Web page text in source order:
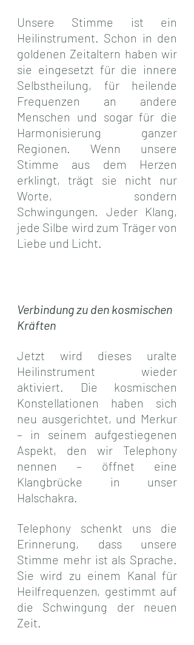
Unsere Stimme ist ein
Heilinstrument. Schon in den
goldenen Zeitaltern haben wir
sie eingesetzt für die innere
Selbstheilung, für heilende
Frequenzen an andere
Menschen und sogar für die
Harmonisierung ganzer
Regionen. Wenn unsere
Stimme aus dem Herzen
erklingt, trägt sie nicht nur
Worte, sondern
Schwingungen. Jeder Klang,
jede Silbe wird zum Träger von
Liebe und Licht.
Verbindung zu den kosmischen
Kräften
Jetzt wird dieses uralte
Heilinstrument wieder
aktiviert. Die kosmischen
Konstellationen haben sich
neu ausgerichtet, und Merkur
– in seinem aufgestiegenen
Aspekt, den wir Telephony
nennen – öffnet eine
Klangbrücke in unser
Halschakra.
Telephony schenkt uns die
Erinnerung, dass unsere
Stimme mehr ist als Sprache.
Sie wird zu einem Kanal für
Heilfrequenzen, gestimmt auf
die Schwingung der neuen
Zeit.